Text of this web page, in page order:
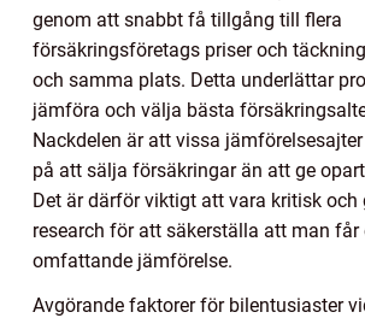
genom att snabbt få tillgång till flera
försäkringsföretags priser och
och samma plats. Detta underlättar
jämföra och välja bästa
Nackdelen är att vissa
på att sälja försäkringar än att ge
Det är därför viktigt att vara kritisk och
research för att säkerställa att man
omfattande jämförelse.
Avgörande faktorer för bilentusiaster